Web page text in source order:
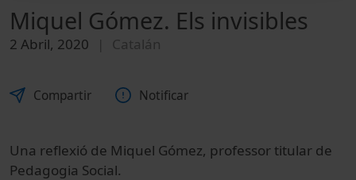
Miquel Gómez. Els invisibles
2 Abril, 2020 Catalán
Compartir Notificar
Una reflexió de Miquel Gómez, professor titular de
Pedagogia Social.